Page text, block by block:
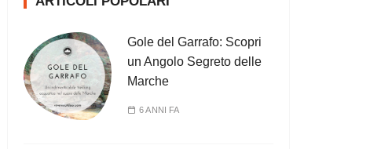
Gole del Garrafo: Scopri
un Angolo Segreto delle
Marche
6 ANNI FA